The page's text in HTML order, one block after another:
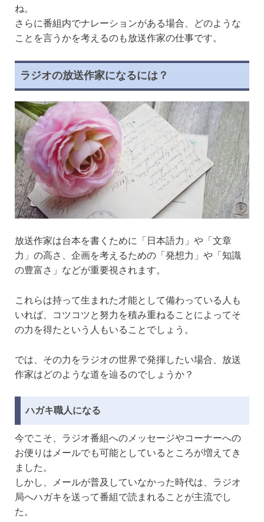
ね。
さらに番組内でナレーションがある場合、どのような
ことを言うかを考えるのも放送作家の仕事です。
ラジオの放送作家になるには？
放送作家は台本を書くために「日本語力」や「文章
力」の高さ、企画を考えるための「発想力」や「知識
の豊富さ」などが重要視されます。
これらは持って生まれた才能として備わっている人も
いれば、コツコツと努力を積み重ねることによってそ
の力を得たという人もいることでしょう。
では、その力をラジオの世界で発揮したい場合、放送
作家はどのような道を辿るのでしょうか？
ハガキ職人になる
今でこそ、ラジオ番組へのメッセージやコーナーへの
お便りはメールでも可能としているところが増えてき
ました。
しかし、メールが普及していなかった時代は、ラジオ
局へハガキを送って番組で読まれることが主流でし
た。